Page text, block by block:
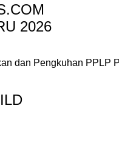
2026
dan Pengkuhan PPLP